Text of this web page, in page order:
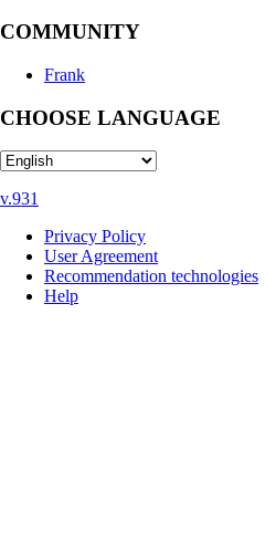
COMMUNITY
Frank
CHOOSE LANGUAGE
v.931
Privacy Policy
User Agreement
Recommendation technologies
Help